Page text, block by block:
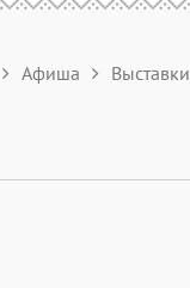
Афиша Выставки